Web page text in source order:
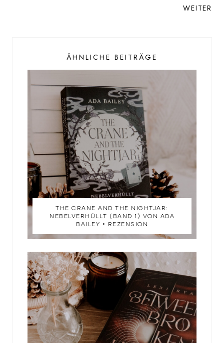
WEITER
ÄHNLICHE BEITRÄGE
THE CRANE AND THE NIGHTJAR:
NEBELVERHÜLLT (BAND 1) VON ADA
BAILEY • REZENSION